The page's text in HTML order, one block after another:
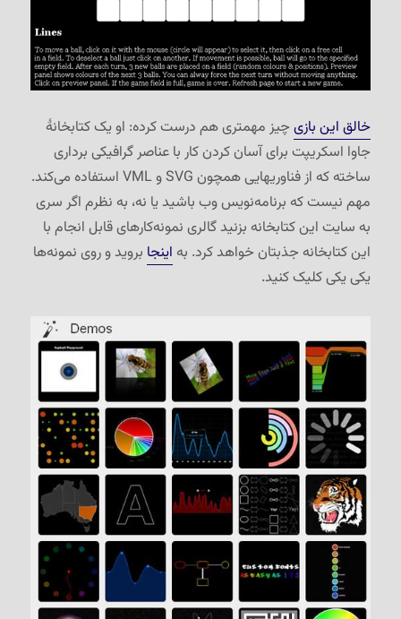
خالق این بازی چیز مهمتری هم درست کرده: او یک کتابخانهٔ
جاوا اسکریپت برای آسان کردن کار با عناصر گرافیکی برداری
ساخته که از فناوریهایی همچون SVG و VML استفاده می‌کند.
مهم نیست که برنامه‌نویس وب باشید یا نه، به نظرم اگر سری
به سایت این کتابخانه بزنید گالری نمونه‌کارهای قابل انجام با
این کتابخانه جذبتان خواهد کرد. به اینجا بروید و روی نمونه‌ها
یکی یکی کلیک کنید.